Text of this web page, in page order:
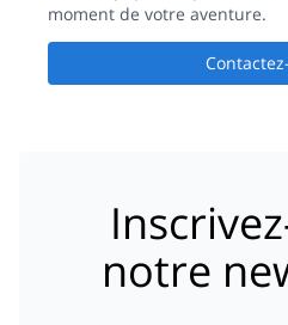
issues: every time this guide
different (he was clearly very
inadequate/low quality breakfast
opposed to other teams eating
butter, bread/chapati, etc.; of all
Grutas, we didn't have
moment de votre aventure.
notre